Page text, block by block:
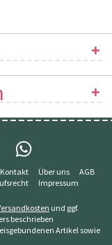
Kontakt Über uns
AGB
Impressum
und ggf.
beschrieben
Artikel sowie